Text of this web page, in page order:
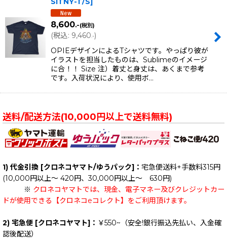
8,600.-(税別)
(税込: 9,460.-)
OPIEデザインによるTシャツです。やっぱり彼が
イラストを担当したものは、Sublimeのイメージ
に合！！ Size 注）着丈と身丈は、あくまで参考
です。入荷状況により、使用ボ…
送料/配送方法(10,000円以上で送料無料)
1) 代金引換 [クロネコヤマト/ゆうパック]： 宅急便送料+手数料315円
(10,000円以上～ 420円、30,000円以上～ 630円)
※ クロネコヤマトでは、現金、電子マネー及びクレジットカー
ドが使用できる【クロネコeコレクト】をご利用頂けます。
2) 宅急便 [クロネコヤマト]： ￥550~（安全!銀行振込先払い、入金確
認後配送）